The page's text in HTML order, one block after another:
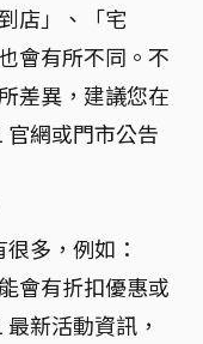
店」、「宅
會有所不同。不
差異，建議您在
網或門市公告
多，例如：
會有折扣優惠或
新活動資訊，